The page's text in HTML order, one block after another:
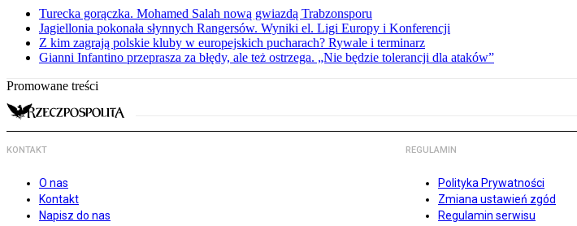
Turecka gorączka. Mohamed Salah nową gwiazdą Trabzonsporu
Jagiellonia pokonała słynnych Rangersów. Wyniki el. Ligi Europy i Konferencji
Z kim zagrają polskie kluby w europejskich pucharach? Rywale i terminarz
Gianni Infantino przeprasza za błędy, ale też ostrzega. „Nie będzie tolerancji dla ataków”
Promowane treści
KONTAKT
O nas
Kontakt
Napisz do nas
REGULAMIN
Polityka Prywatności
Zmiana ustawień zgód
Regulamin serwisu